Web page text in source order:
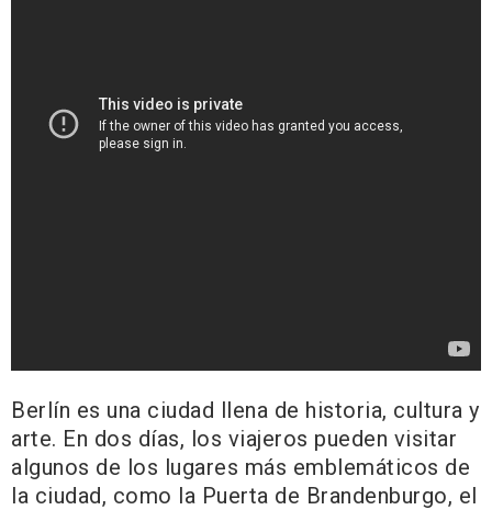
Berlín es una ciudad llena de historia, cultura y
arte. En dos días, los viajeros pueden visitar
algunos de los lugares más emblemáticos de
la ciudad, como la Puerta de Brandenburgo, el